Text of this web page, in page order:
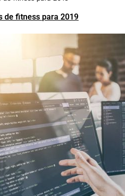
de fitness para 2019